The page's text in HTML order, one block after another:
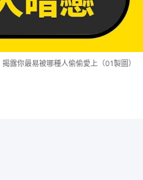
露你最易被哪種人偷偷愛上（01製圖）